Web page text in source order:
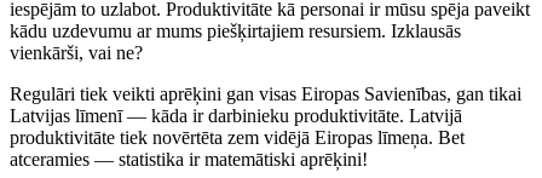
iespējām to uzlabot. Produktivitāte kā personai ir mūsu spēja paveikt
kādu uzdevumu ar mums piešķirtajiem resursiem. Izklausās
vienkārši, vai ne?
Regulāri tiek veikti aprēķini gan visas Eiropas Savienības, gan tikai
Latvijas līmenī — kāda ir darbinieku produktivitāte. Latvijā
produktivitāte tiek novērtēta zem vidējā Eiropas līmeņa. Bet
atceramies — statistika ir matemātiski aprēķini!